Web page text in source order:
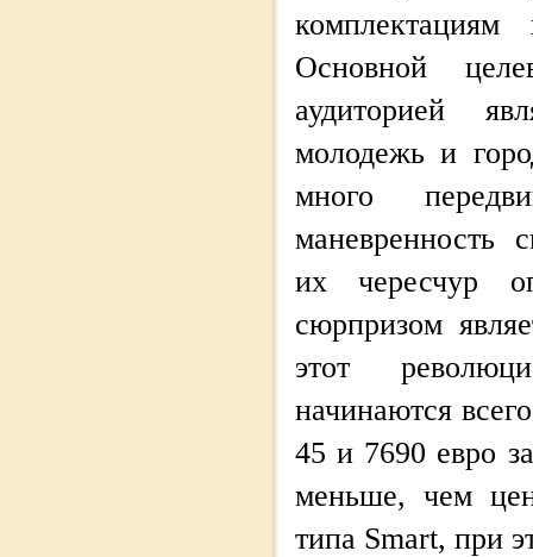
Основной
аудиторией
молодежь и
много
маневренность
их чересчур
сюрпризом
этот
начинаются
45 и 7690 евро
меньше, чем
типа Smart, при